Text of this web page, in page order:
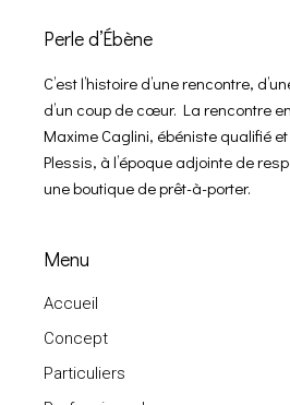
Perle d’Ébène
C’est l’histoire d’une rencontre,
d’un coup de cœur. La rencontre
Maxime Caglini, ébéniste qualifié
Plessis, à l’époque adjointe de
une boutique de prêt-à-porter.
Menu
Accueil
Concept
Particuliers